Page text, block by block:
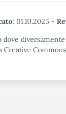
01.10.2025 -
dove
Creative